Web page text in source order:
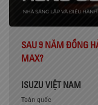
SAU 9 NĂM ĐỒNG
MAX?
ISUZU VIỆT NAM
Toàn quốc